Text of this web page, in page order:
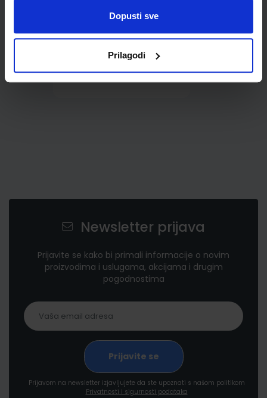
Dopusti sve
Prilagodi
0,85 €
Newsletter prijava
Prijavite se kako bi primali informacije o novim
proizvodima i uslugama, akcijama i drugim
pogodnostima
Prijavom na newsletter izjavljujete da ste upoznati s našom politikom
Privatnosti i sigurnosti podataka